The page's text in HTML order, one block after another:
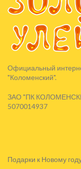
Официальный
"Коломенский".
ЗАО "ПК
5070014937
Подарки к Новому